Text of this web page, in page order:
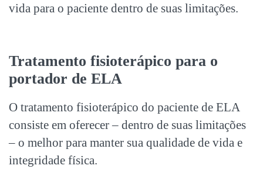
vida para o paciente dentro de suas limitações.
Tratamento fisioterápico para o
portador de ELA
O tratamento fisioterápico do paciente de ELA
consiste em oferecer – dentro de suas limitações
– o melhor para manter sua qualidade de vida e
integridade física.